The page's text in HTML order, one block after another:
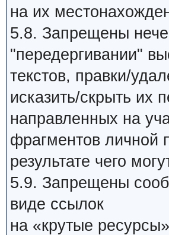
на их
5.8. Запрещены
"передергивании"
текстов, правки/
исказить/скрыть их
направленных на
фрагментов личной
результате чего
5.9. Запрещены
виде ссылок
на «крутые